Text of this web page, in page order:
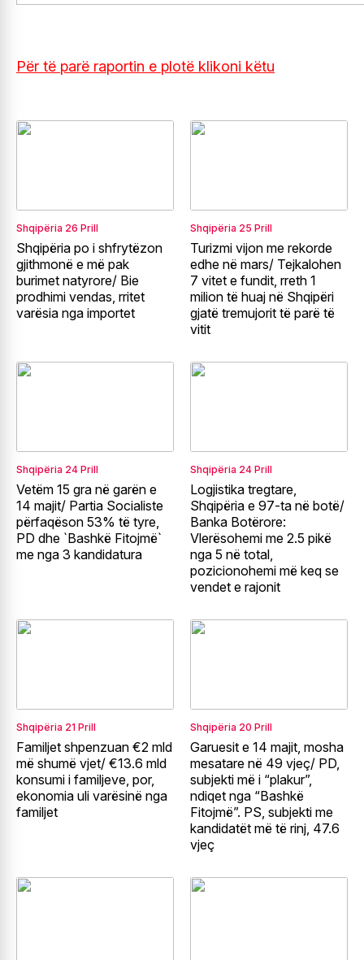
Për të parë raportin e plotë klikoni këtu
Shqipëria 26 Prill
Shqipëria po i shfrytëzon
gjithmonë e më pak
burimet natyrore/ Bie
prodhimi vendas, rritet
varësia nga importet
Shqipëria 25 Prill
Turizmi vijon me rekorde
edhe në mars/ Tejkalohen
7 vitet e fundit, rreth 1
milion të huaj në Shqipëri
gjatë tremujorit të parë të
vitit
Shqipëria 24 Prill
Vetëm 15 gra në garën e
14 majit/ Partia Socialiste
përfaqëson 53% të tyre,
PD dhe `Bashkë Fitojmë`
me nga 3 kandidatura
Shqipëria 24 Prill
Logjistika tregtare,
Shqipëria e 97-ta në botë/
Banka Botërore:
Vlerësohemi me 2.5 pikë
nga 5 në total,
pozicionohemi më keq se
vendet e rajonit
Shqipëria 21 Prill
Familjet shpenzuan €2 mld
më shumë vjet/ €13.6 mld
konsumi i familjeve, por,
ekonomia uli varësinë nga
familjet
Shqipëria 20 Prill
Garuesit e 14 majit, mosha
mesatare në 49 vjeç/ PD,
subjekti më i “plakur”,
ndiqet nga “Bashkë
Fitojmë”. PS, subjekti me
kandidatët më të rinj, 47.6
vjeç